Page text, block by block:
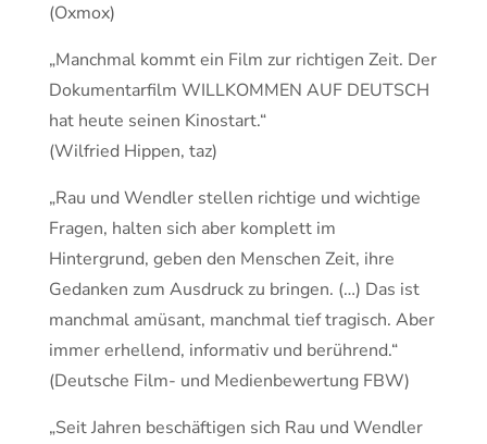
(Oxmox)
„Manchmal kommt ein Film zur richtigen Zeit. Der
Dokumentarfilm WILLKOMMEN AUF DEUTSCH
hat heute seinen Kinostart.“
(Wilfried Hippen, taz)
„Rau und Wendler stellen richtige und wichtige
Fragen, halten sich aber komplett im
Hintergrund, geben den Menschen Zeit, ihre
Gedanken zum Ausdruck zu bringen. (…) Das ist
manchmal amüsant, manchmal tief tragisch. Aber
immer erhellend, informativ und berührend.“
(Deutsche Film- und Medienbewertung FBW)
„Seit Jahren beschäftigen sich Rau und Wendler